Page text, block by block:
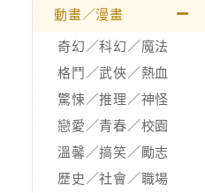
動畫／漫畫
奇幻／科幻／魔法
格鬥／武俠／熱血
驚悚／推理／神怪
戀愛／青春／校園
溫馨／搞笑／勵志
歷史／社會／職場